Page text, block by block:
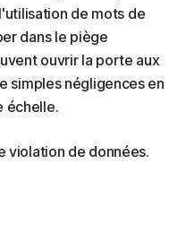
de mots de
dans le piège
ouvrir la porte aux
simples négligences en
échelle.
violation de données.